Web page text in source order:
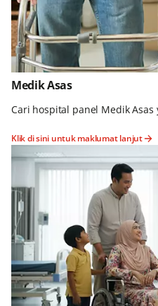
Medik Asas
Cari hospital panel Medik Asas
Klik di sini untuk maklumat lanjut